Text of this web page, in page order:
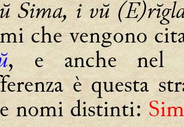
Sima, i vŭ
che vengono
, e anche nel
è questa
nomi distinti: